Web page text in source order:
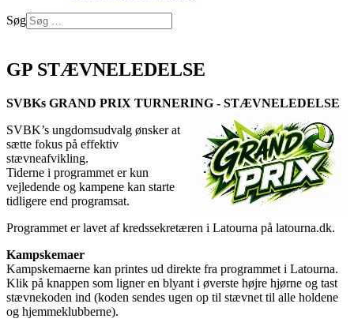
Søg
GP STÆVNELEDELSE
SVBKs GRAND PRIX TURNERING - STÆVNELEDELSE
SVBK’s ungdomsudvalg ønsker at
sætte fokus på effektiv
stævneafvikling.
Tiderne i programmet er kun
vejledende og kampene kan starte
tidligere end programsat.
Programmet er lavet af kredssekretæren i Latourna på latourna.dk.
Kampskemaer
Kampskemaerne kan printes ud direkte fra programmet i Latourna.
Klik på knappen som ligner en blyant i øverste højre hjørne og tast
stævnekoden ind (koden sendes ugen op til stævnet til alle holdene
og hjemmeklubberne).